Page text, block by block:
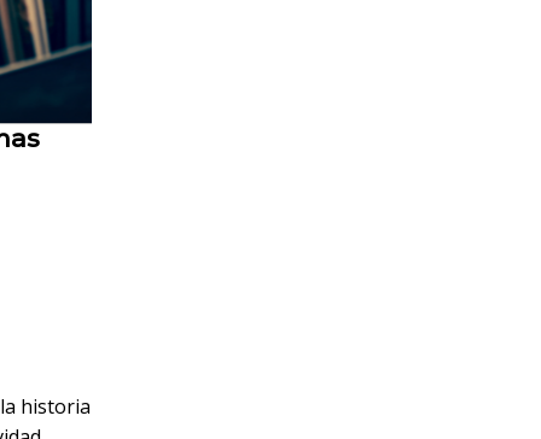
historia